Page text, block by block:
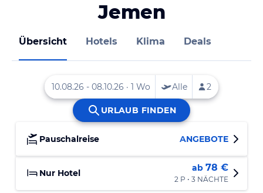
Jemen
Übersicht Hotels Klima Deals
Pauschalreise ANGEBOTE
Nur Hotel ab 78 €
2 P • 3 NÄCHTE